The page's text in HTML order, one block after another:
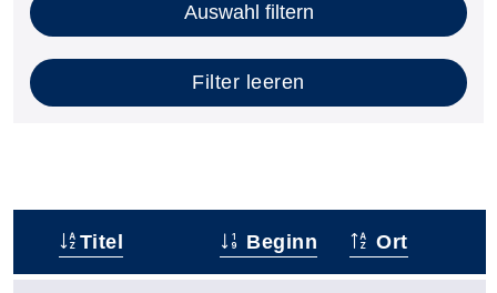
Auswahl filtern
Filter leeren
Titel Beginn Ort